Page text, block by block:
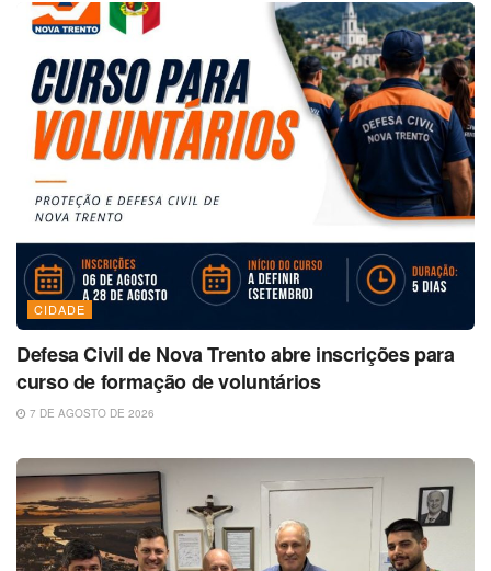
CIDADE
Defesa Civil de Nova Trento abre inscrições para
curso de formação de voluntários
7 DE AGOSTO DE 2026